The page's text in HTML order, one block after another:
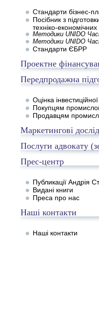
Стандарти бізнес-
Посібник з
техніко-
Методики UNIDO
Методики UNIDO
Стандарти ЄБРР
Проектне
Передпродажна
Оцінка
Покупцям
Продавцям
Маркетингові
Послуги адвокату
Прес-центр
Публикації Андрія
Видані книги
Преса про нас
Наші контакти
Наші контакти